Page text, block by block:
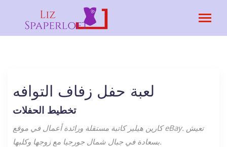
لعبة حفل زفاف التوافه
تخطيط الحفلات
كارين هيلير كاتبة مستقلة ورائدة أعمال في موقع eBay. تعيش
بسعادة في جبال شمال جورجيا مع زوجها وكلبها.